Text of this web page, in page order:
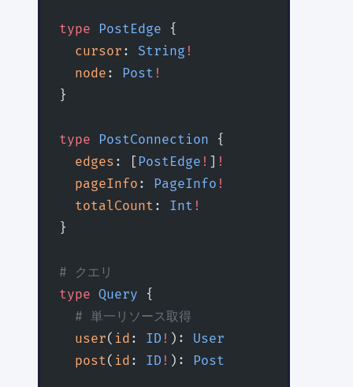
type PostEdge {
  cursor
: String !
  node
: Post !
}
type PostConnection {
  edges
: [ PostEdge ! ] !
  pageInfo
: PageInfo !
  totalCount
: Int !
}
# クエリ
type Query {
  # 単一リソース取得
  user
( id : ID ! ): User
  post
( id : ID ! ): Post